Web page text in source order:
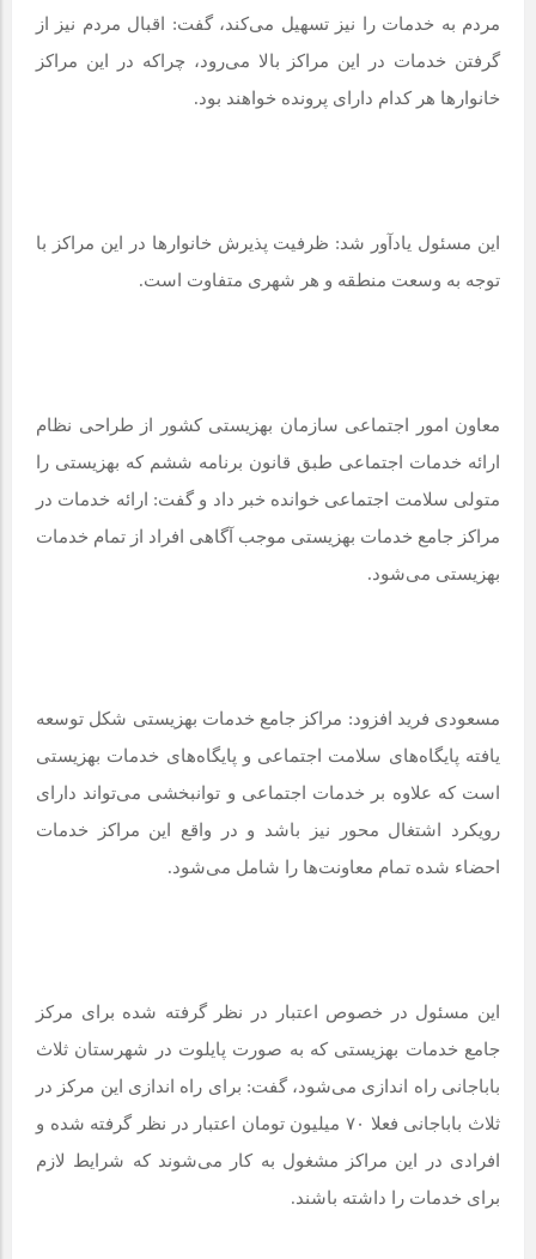
مردم به خدمات را نیز تسهیل می‌کند، گفت: اقبال مردم نیز از
گرفتن خدمات در این مراکز بالا می‌رود، چراکه در این مراکز
خانوارها هر کدام دارای پرونده خواهند بود.
این مسئول یادآور شد: ظرفیت پذیرش خانوارها در این مراکز با
توجه به وسعت منطقه و هر شهری متفاوت است.
معاون امور اجتماعی سازمان بهزیستی کشور از طراحی نظام
ارائه خدمات اجتماعی طبق قانون برنامه ششم که بهزیستی را
متولی سلامت اجتماعی خوانده خبر داد و گفت: ارائه خدمات در
مراکز جامع خدمات بهزیستی موجب آگاهی افراد از تمام خدمات
بهزیستی می‌شود.
مسعودی فرید افزود: مراکز جامع خدمات بهزیستی شکل توسعه
یافته پایگاه‌های سلامت اجتماعی و پایگاه‌های خدمات بهزیستی
است که علاوه بر خدمات اجتماعی و توانبخشی می‌تواند دارای
رویکرد اشتغال محور نیز باشد و در واقع این مراکز خدمات
احضاء شده تمام معاونت‌ها را شامل می‌شود.
این مسئول در خصوص اعتبار در نظر گرفته شده برای مرکز
جامع خدمات بهزیستی که به صورت پایلوت در شهرستان ثلاث
باباجانی راه اندازی می‌شود، گفت: برای راه اندازی این مرکز در
ثلاث باباجانی فعلا ۷۰ میلیون تومان اعتبار در نظر گرفته شده و
افرادی در این مراکز مشغول به کار می‌شوند که شرایط لازم
برای خدمات را داشته باشند.